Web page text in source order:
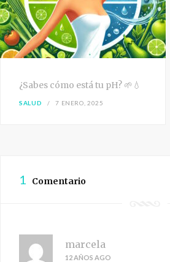
¿Sabes cómo está tu pH? 🌱💧
SALUD 7 ENERO, 2025
1 Comentario
marcela
12 AÑOS AGO